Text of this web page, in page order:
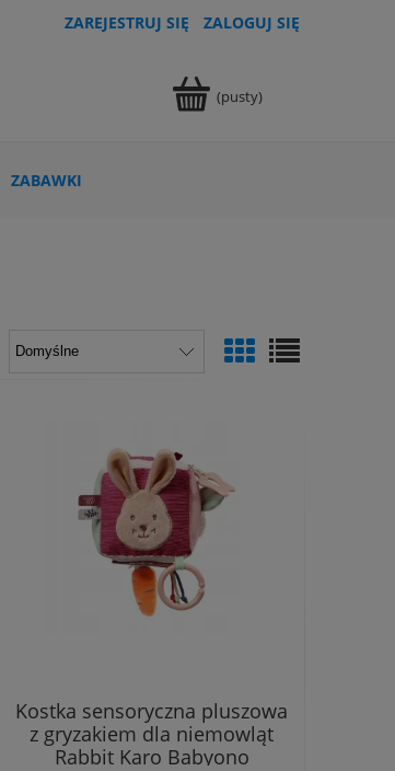
ZAREJESTRUJ SIĘ ZALOGUJ SIĘ
(pusty)
ZABAWKI
Kostka sensoryczna pluszowa
z gryzakiem dla niemowląt
Rabbit Karo Babyono